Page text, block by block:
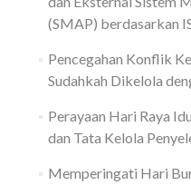
(SMAP) berdasarkan
Pencegahan Konflik
Sudahkah Dikelola
Perayaan Hari Raya
dan Tata Kelola
Memperingati Hari